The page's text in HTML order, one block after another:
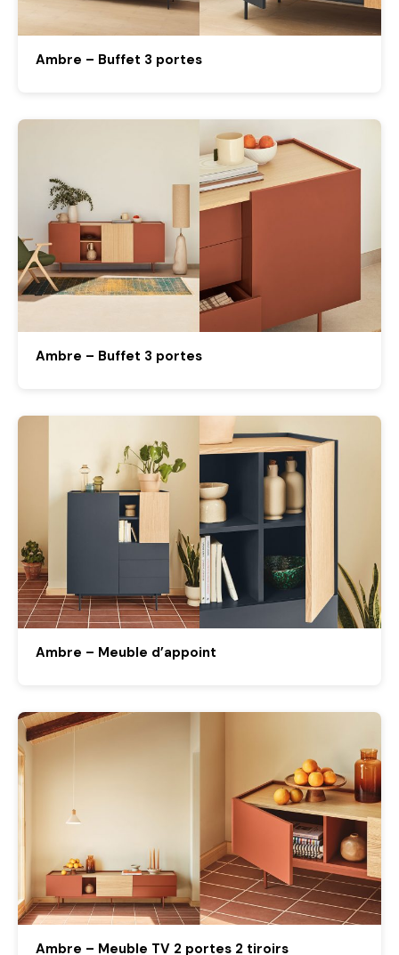
Ambre – Buffet 3 portes
Ambre – Buffet 3 portes
Ambre – Meuble d’appoint
Ambre – Meuble TV 2 portes 2 tiroirs